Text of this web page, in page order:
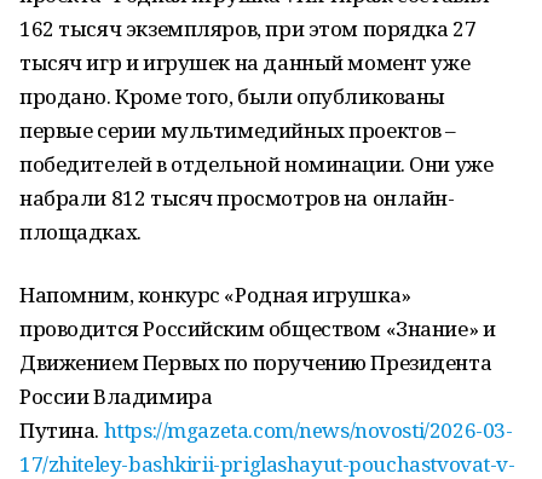
162 тысяч экземпляров, при этом порядка 27
тысяч игр и игрушек на данный момент уже
продано. Кроме того, были опубликованы
первые серии мультимедийных проектов –
победителей в отдельной номинации. Они уже
набрали 812 тысяч просмотров на онлайн-
площадках.
Напомним, конкурс «Родная игрушка»
проводится Российским обществом «Знание» и
Движением Первых по поручению Президента
России Владимира
Путина. https://mgazeta.com/news/novosti/2026-03-
17/zhiteley-bashkirii-priglashayut-pouchastvovat-v-